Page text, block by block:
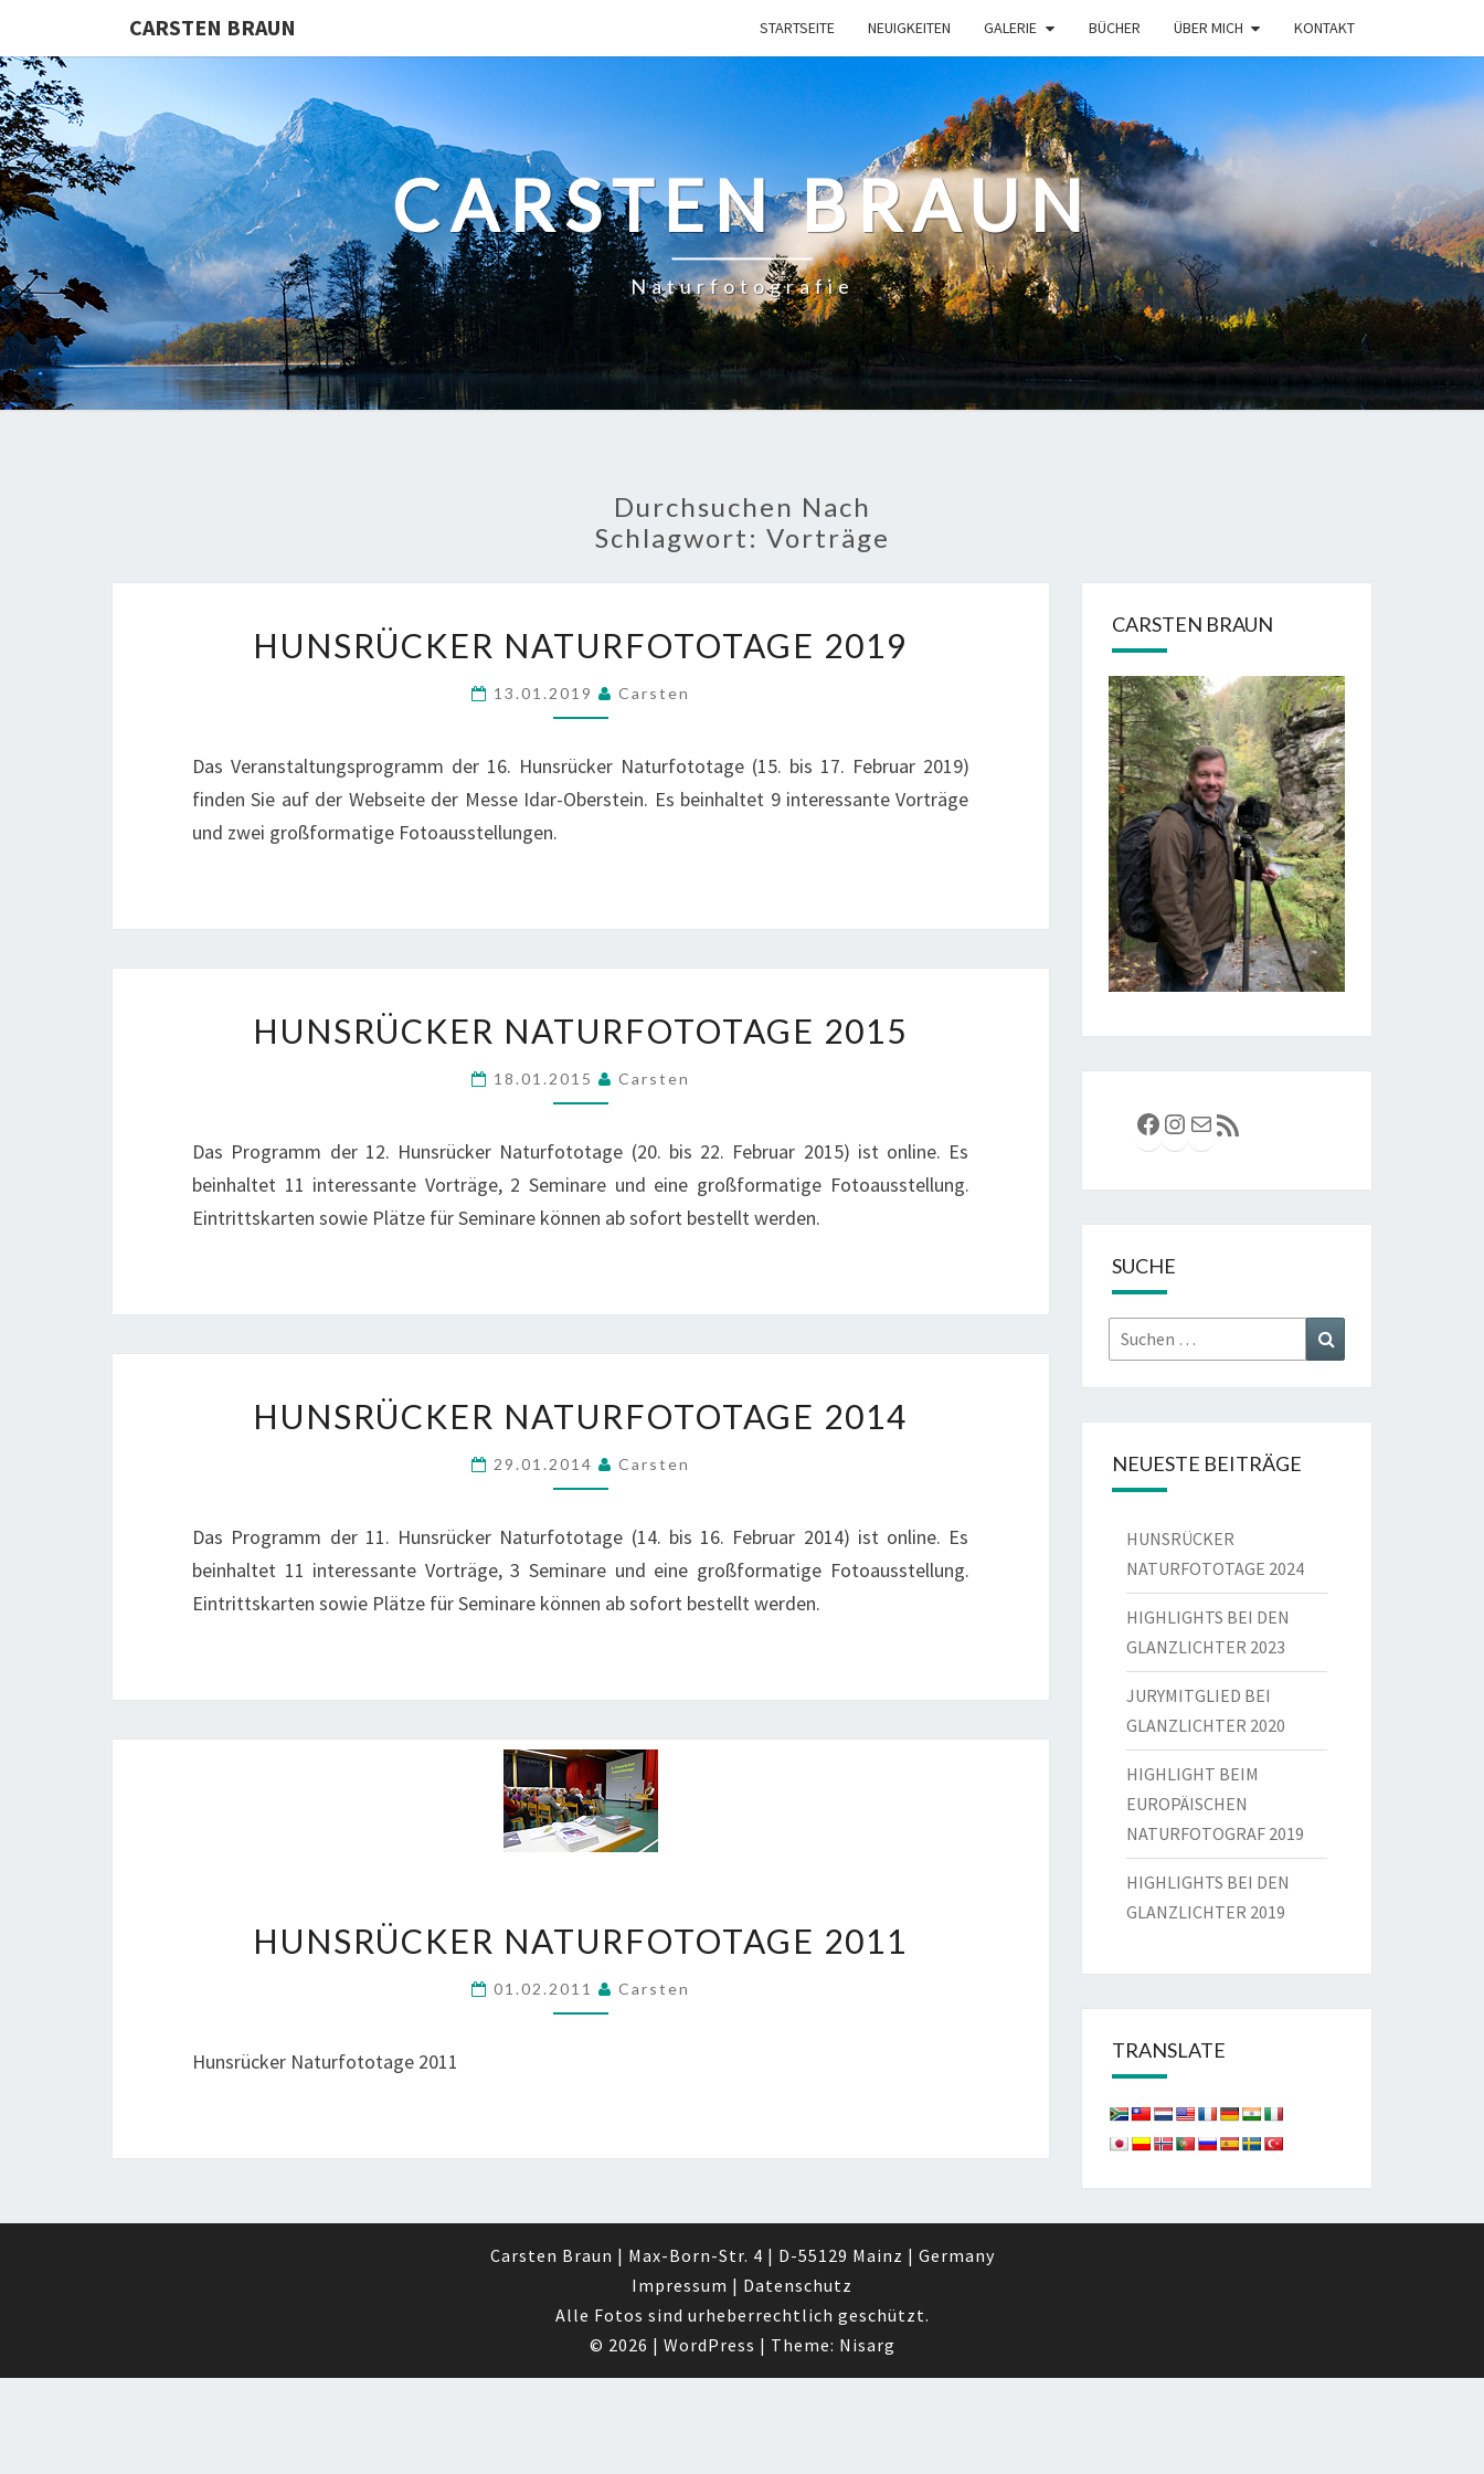
CARSTEN BRAUN STARTSEITE NEUIGKEITEN GALERIE BÜCHER ÜBER MICH KONTAKT
CARSTEN BRAUN
Naturfotografie
Durchsuchen Nach
Schlagwort: Vorträge
NATURFOTOTAGE
2019
HUNSRÜCKER NATURFOTOTAGE 2019
13.01.2019 Carsten
Das Veranstaltungsprogramm der 16. Hunsrücker Naturfototage (15. bis 17. Februar 2019)
finden Sie auf der Webseite der Messe Idar-Oberstein. Es beinhaltet 9 interessante Vorträge
und zwei großformatige Fotoausstellungen.
NATURFOTOTAGE
2015
HUNSRÜCKER NATURFOTOTAGE 2015
18.01.2015 Carsten
Das Programm der 12. Hunsrücker Naturfototage (20. bis 22. Februar 2015) ist online. Es
beinhaltet 11 interessante Vorträge, 2 Seminare und eine großformatige Fotoausstellung.
Eintrittskarten sowie Plätze für Seminare können ab sofort bestellt werden.
NATURFOTOTAGE
2014
HUNSRÜCKER NATURFOTOTAGE 2014
29.01.2014 Carsten
Das Programm der 11. Hunsrücker Naturfototage (14. bis 16. Februar 2014) ist online. Es
beinhaltet 11 interessante Vorträge, 3 Seminare und eine großformatige Fotoausstellung.
Eintrittskarten sowie Plätze für Seminare können ab sofort bestellt werden.
NATURFOTOTAGE
2011
HUNSRÜCKER NATURFOTOTAGE 2011
01.02.2011 Carsten
Hunsrücker Naturfototage 2011
CARSTEN BRAUN
Facebook
Instagram
E-MailRSS-Feed
SUCHE
Suchen
nach:
NEUESTE BEITRÄGE
HUNSRÜCKER
NATURFOTOTAGE 2024
HIGHLIGHTS BEI DEN
GLANZLICHTER 2023
JURYMITGLIED BEI
GLANZLICHTER 2020
HIGHLIGHT BEIM
EUROPÄISCHEN
NATURFOTOGRAF 2019
HIGHLIGHTS BEI DEN
GLANZLICHTER 2019
TRANSLATE
Carsten Braun | Max-Born-Str. 4 | D-55129 Mainz | Germany
Impressum | Datenschutz
Alle Fotos sind urheberrechtlich geschützt.
© 2026 | WordPress | Theme: Nisarg